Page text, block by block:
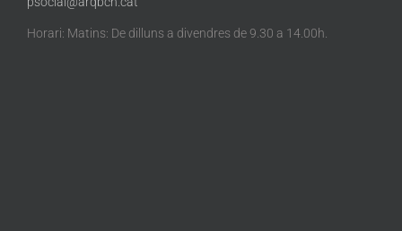
Horari: Matins: De dilluns a divendres de 9.30 a 14.00h.